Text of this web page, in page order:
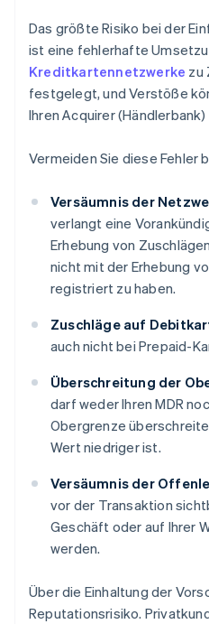
Das größte Risiko bei der
ist eine fehlerhafte
Kreditkartennetzwerke zu
festgelegt, und Verstöße
Ihren Acquirer (Händlerbank)
Vermeiden Sie diese Fehler
Versäumnis der
verlangt eine
Erhebung von
nicht mit der Erhebung
registriert zu haben.
Zuschläge auf
auch nicht bei Prepaid-
Überschreitung der
darf weder Ihren MDR
Obergrenze
Wert niedriger ist.
Versäumnis der
vor der Transaktion
Geschäft oder auf Ihrer
werden.
Über die Einhaltung der
Reputationsrisiko.